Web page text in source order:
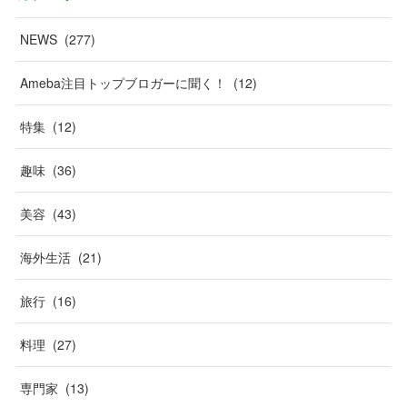
NEWS (277)
Ameba注目トップブロガーに聞く！ (12)
特集 (12)
趣味 (36)
美容 (43)
海外生活 (21)
旅行 (16)
料理 (27)
専門家 (13)